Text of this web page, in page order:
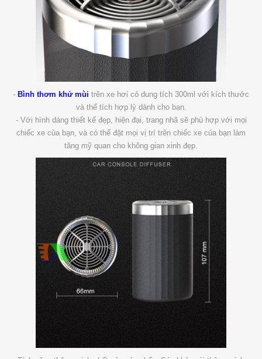
- Bình thơm khử mùi trên xe hơi có dung tích 300ml với kích thước
và thể tích hợp lý dành cho bạn.
- Với hình dáng thiết kế đẹp, hiện đại, trang nhã sẽ phù hợp với mọi
chiếc xe của bạn, và có thể đặt mọi vị trí trên chiếc xe của bạn làm
tăng mỹ quan cho không gian xinh đẹp.